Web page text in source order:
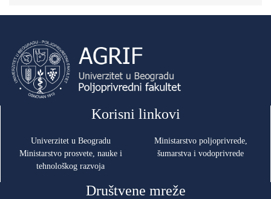
Korisni linkovi
Univerzitet u Beogradu
Ministarstvo prosvete, nauke i
tehnološkog razvoja
Ministarstvo poljoprivrede,
šumarstva i vodoprivrede
Društvene mreže